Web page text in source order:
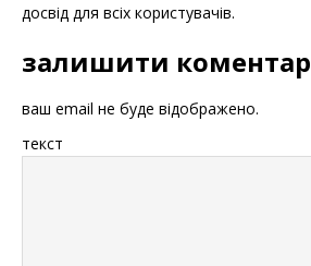
досвід для всіх користувачів.
залишити коментар
ваш email не буде відображено.
текст